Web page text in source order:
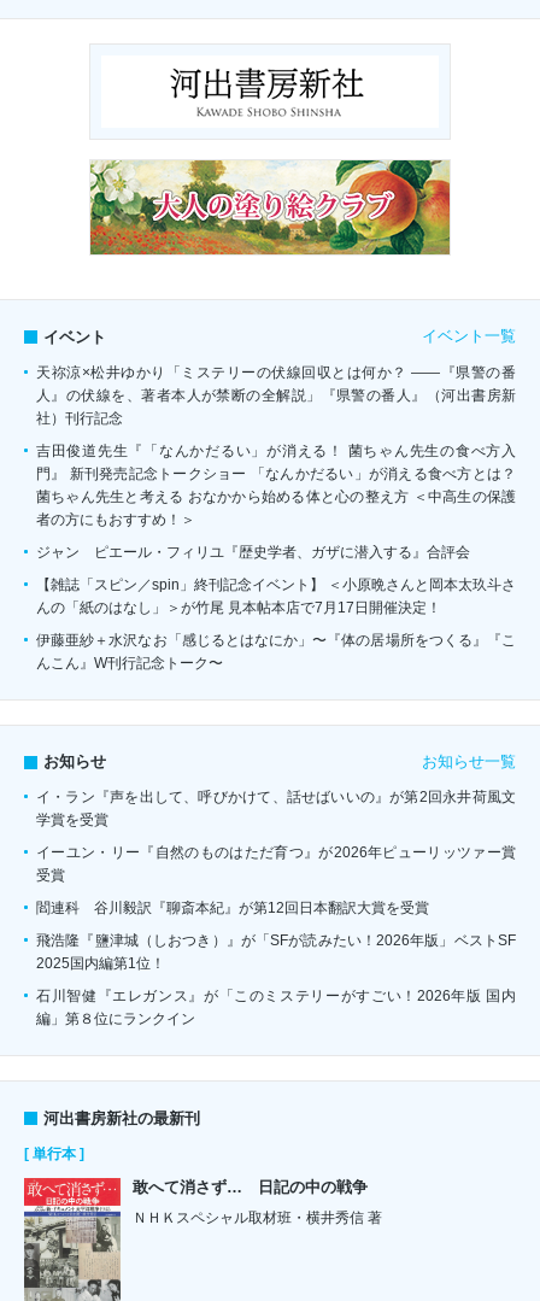
イベント イベント一覧
天祢涼×松井ゆかり「ミステリーの伏線回収とは何か？ ――『県警の番
人』の伏線を、著者本人が禁断の全解説」『県警の番人』（河出書房新
社）刊行記念
吉田俊道先生『「なんかだるい」が消える！ 菌ちゃん先生の食べ方入
門』 新刊発売記念トークショー 「なんかだるい」が消える食べ方とは？
菌ちゃん先生と考える おなかから始める体と心の整え方 ＜中高生の保護
者の方にもおすすめ！＞
ジャン゠ピエール・フィリユ『歴史学者、ガザに潜入する』合評会
【雑誌「スピン／spin」終刊記念イベント】 ＜小原晩さんと岡本太玖斗さ
んの「紙のはなし」＞が竹尾 見本帖本店で7月17日開催決定！
伊藤亜紗＋水沢なお「感じるとはなにか」〜『体の居場所をつくる』『こ
んこん』W刊行記念トーク〜
お知らせ お知らせ一覧
イ・ラン『声を出して、呼びかけて、話せばいいの』が第2回永井荷風文
学賞を受賞
イーユン・リー『自然のものはただ育つ』が2026年ピューリッツァー賞
受賞
閻連科 谷川毅訳『聊斎本紀』が第12回日本翻訳大賞を受賞
飛浩隆『鹽津城（しおつき）』が「SFが読みたい！2026年版」ベストSF
2025国内編第1位！
石川智健『エレガンス』が「このミステリーがすごい！2026年版 国内
編」第８位にランクイン
河出書房新社の最新刊
[ 単行本 ]
敢へて消さず… 日記の中の戦争
ＮＨＫスペシャル取材班・横井秀信 著